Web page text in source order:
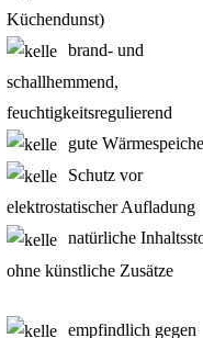
Küchendunst)
brand- und
schallhemmend,
feuchtigkeitsregulierend
gute
Schutz vor
elektrostatischer Aufladung
natürliche
ohne künstliche Zusätze
empfindlich gegen